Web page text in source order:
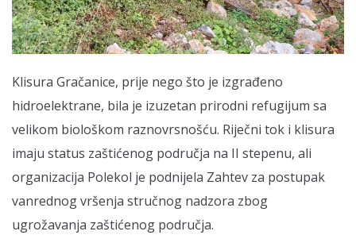
Klisura Gračanice, prije nego što je izgrađeno
hidroelektrane, bila je izuzetan prirodni refugijum sa
velikom biološkom raznovrsnošću. Riječni tok i klisura
imaju status zaštićenog područja na II stepenu, ali
organizacija Polekol je podnijela Zahtev za postupak
vanrednog vršenja stručnog nadzora zbog
ugrožavanja zaštićenog područja.